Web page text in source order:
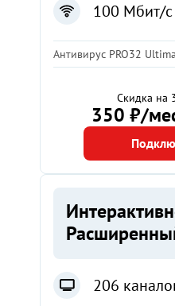
100 Мбит/с
Антивирус PRO32
Скидка на
350 ₽/
206